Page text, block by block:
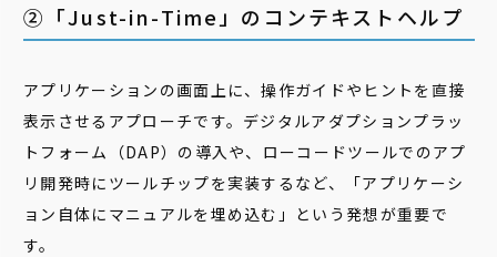
②「Just-in-Time」のコンテキストヘルプ
アプリケーションの画面上に、操作ガイドやヒントを直接
表示させるアプローチです。デジタルアダプションプラッ
トフォーム（DAP）の導入や、ローコードツールでのアプ
リ開発時にツールチップを実装するなど、「アプリケーシ
ョン自体にマニュアルを埋め込む」という発想が重要で
す。